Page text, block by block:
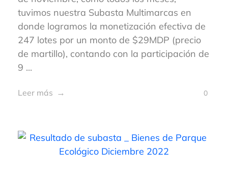
tuvimos nuestra Subasta Multimarcas en
donde logramos la monetización efectiva de
247 lotes por un monto de $29MDP (precio
de martillo), contando con la participación de
9 ...
Leer más 0